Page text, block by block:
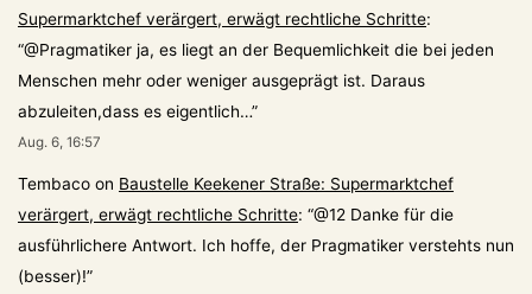
Supermarktchef verärgert, erwägt rechtliche Schritte:
“@Pragmatiker ja, es liegt an der Bequemlichkeit die bei jeden
Menschen mehr oder weniger ausgeprägt ist. Daraus
abzuleiten,dass es eigentlich…”
Aug. 6, 16:57
Tembaco on Baustelle Keekener Straße: Supermarktchef
verärgert, erwägt rechtliche Schritte: “@12 Danke für die
ausführlichere Antwort. Ich hoffe, der Pragmatiker verstehts nun
(besser)!”